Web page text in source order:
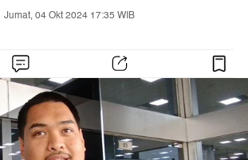
Jumat, 04 Okt 2024 17:35 WIB